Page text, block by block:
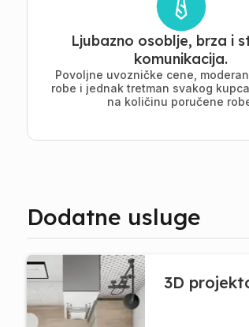
Ljubazno osoblje, brza i
komunikacija.
Povoljne uvozničke cene,
robe i jednak tretman svakog
na količinu poručene
Dodatne usluge
3D